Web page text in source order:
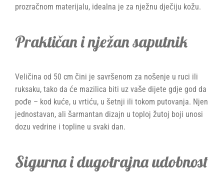
prozračnom materijalu, idealna je za nježnu dječiju kožu.
Praktičan i nježan saputnik
Veličina od 50 cm čini je savršenom za nošenje u ruci ili
ruksaku, tako da će mazilica biti uz vaše dijete gdje god da
pođe – kod kuće, u vrtiću, u šetnji ili tokom putovanja. Njen
jednostavan, ali šarmantan dizajn u toploj žutoj boji unosi
dozu vedrine i topline u svaki dan.
Sigurna i dugotrajna udobnost